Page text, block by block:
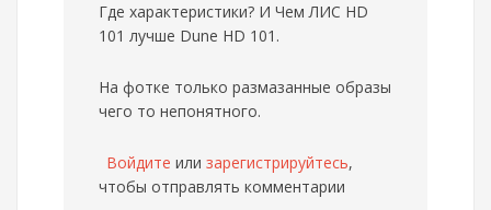
Где характеристики? И Чем ЛИС HD
101 лучше Dune HD 101.
На фотке только размазанные образы
чего то непонятного.
Войдите или зарегистрируйтесь,
чтобы отправлять комментарии